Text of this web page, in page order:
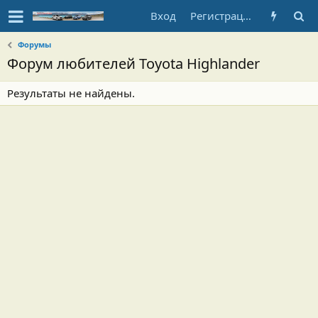
Вход Регистрация
Форумы
Форум любителей Toyota Highlander
Результаты не найдены.